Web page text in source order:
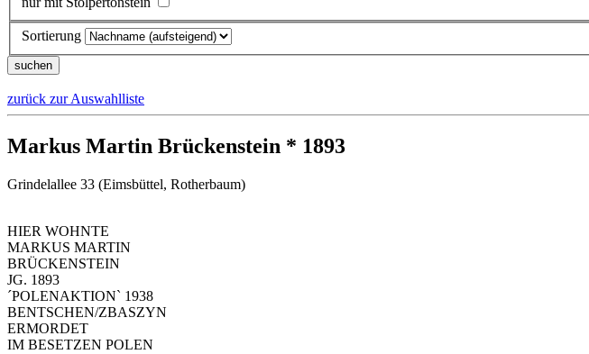
Sortierung
zurück zur Auswahlliste
Markus Martin Brückenstein * 1893
Grindelallee 33 (Eimsbüttel, Rotherbaum)
HIER WOHNTE
MARKUS MARTIN
BRÜCKENSTEIN
JG. 1893
´POLENAKTION` 1938
BENTSCHEN/ZBASZYN
ERMORDET
IM BESETZEN POLEN